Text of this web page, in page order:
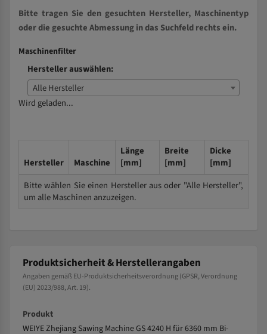
Bitte tragen Sie den gesuchten Hersteller, Maschinentyp
oder die gesuchte Abmessung in das Suchfeld rechts ein.
Maschinenfilter
Hersteller auswählen:
Alle Hersteller
Wird geladen...
Hersteller Maschine
Länge
[mm]
Breite
[mm]
Dicke
[mm]
Bitte wählen Sie einen Hersteller aus oder "Alle Hersteller",
um alle Maschinen anzuzeigen.
Produktsicherheit & Herstellerangaben
Angaben gemäß EU-Produktsicherheitsverordnung (GPSR, Verordnung
(EU) 2023/988, Art. 19).
Produkt
WEIYE Zhejiang Sawing Machine GS 4240 H für 6360 mm Bi-